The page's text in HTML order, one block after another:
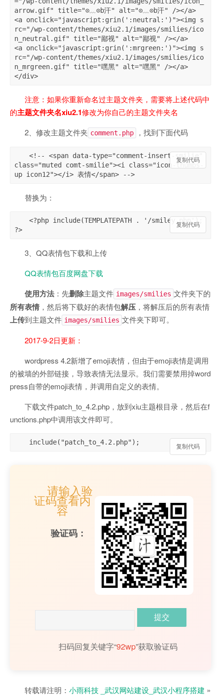
arrow.gif" title="⊙﹏⊙b汗" alt="⊙﹏⊙b汗" /></a>
<a onclick="javascript:grin(':neutral:')"><img s
rc="/wp-content/themes/xiu2.1/images/smilies/ico
n_neutral.gif" title="鄙视" alt="鄙视" /></a>
<a onclick="javascript:grin(':mrgreen:')"><img s
rc="/wp-content/themes/xiu2.1/images/smilies/ico
n_mrgreen.gif" title="嘿黑" alt="嘿黑" /></a>
</div>
注意：如果你重新命名过主题文件夹，需要将上述代码中
的主题文件夹名xiu2.1修改为你自己的主题文件夹名
2、修改主题文件夹 comment.php ，找到下面代码
复制代码
<!-- <span data-type="comment-insert-smilie"
class="muted comt-smilie"><i class="icon-thumbs-
up icon12"></i> 表情</span> -->
替换为：
复制代码
<?php include(TEMPLATEPATH . '/smiley.php');
?>
3、QQ表情包下载和上传
QQ表情包百度网盘下载
使用方法 ：先删除主题文件 images/smilies 文件夹下的
所有表情 ，然后将下载好的表情包解压 ，将解压后的所有表情
上传到主题文件 images/smilies 文件夹下即可。
2017-9-2日更新：
wordpress 4.2新增了emoji表情，但由于emoji表情是调用
的被墙的外部链接，导致表情无法显示。我们需要禁用掉word
press自带的emoji表情，并调用自定义的表情。
下载文件patch_to_4.2.php，放到xiu主题根目录，然后在f
unctions.php中调用该文件即可。
复制代码
请输入验
证码查看内
容
验证码：
扫码回复关键字“92wp”获取验证码
转载请注明： 小雨科技 _武汉网站建设_武汉小程序搭建 »